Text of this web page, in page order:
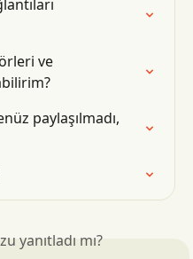
ve
paylaşılmadı,
yanıtladı mı?